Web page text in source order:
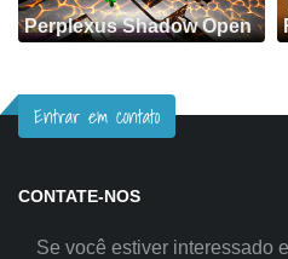
Perplexus Shadow Open
Entrar em contato
CONTATE-NOS
Se você estiver interessado